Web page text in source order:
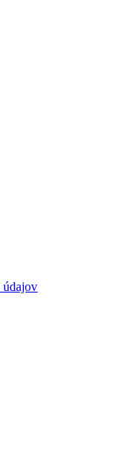
údajov